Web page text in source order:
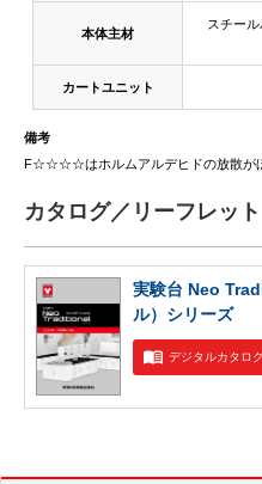
本体主材
スチー
カートユニット
備考
F☆☆☆☆はホルムアルデヒドの放散がほ
カタログ／リーフレット
実験台 Neo
ル）シリーズ
デジタルカタロ